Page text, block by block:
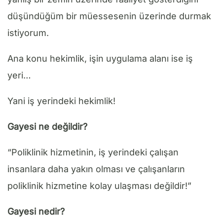
düşündüğüm bir müessesenin üzerinde durmak
istiyorum.
Ana konu hekimlik, işin uygulama alanı ise iş
yeri…
Yani iş yerindeki hekimlik!
Gayesi ne değildir?
“Poliklinik hizmetinin, iş yerindeki çalışan
insanlara daha yakın olması ve çalışanların
poliklinik hizmetine kolay ulaşması değildir!”
Gayesi nedir?